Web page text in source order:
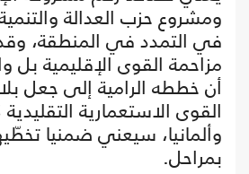
ومشروع حزب العدالة
في التمدد في المنطقة،
مزاحمة القوى الإقليمية بل
أن خططه الرامية إلى جعل
القوى الاستعمارية
وألمانيا، سيعني ضمنيا
بمراحل.